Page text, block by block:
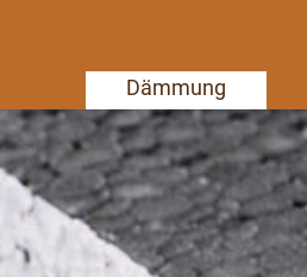
Dämmung